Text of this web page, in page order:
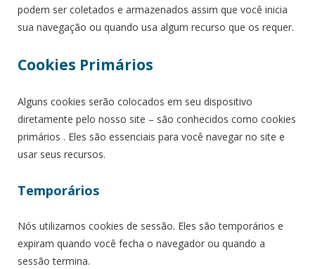
podem ser coletados e armazenados assim que você inicia
sua navegação ou quando usa algum recurso que os requer.
Cookies Primários
Alguns cookies serão colocados em seu dispositivo
diretamente pelo nosso site – são conhecidos como cookies
primários . Eles são essenciais para você navegar no site e
usar seus recursos.
Temporários
Nós utilizamos cookies de sessão. Eles são temporários e
expiram quando você fecha o navegador ou quando a
sessão termina.